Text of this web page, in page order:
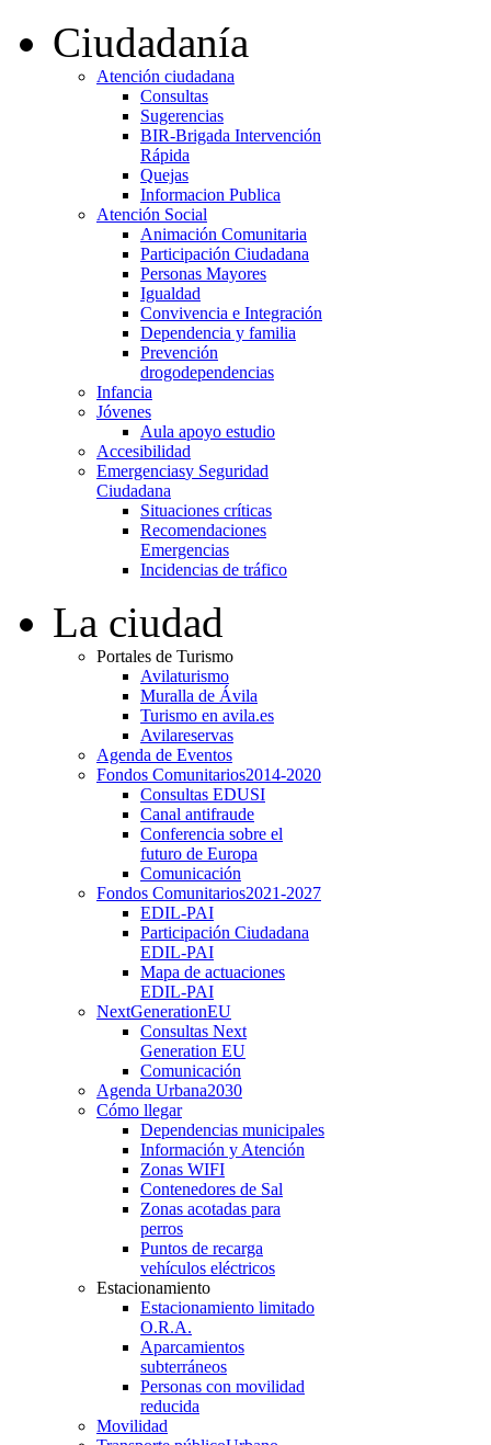
Ciudadanía
Atención ciudadana
Consultas
Sugerencias
BIR-Brigada Intervención
Rápida
Quejas
Informacion Publica
Atención Social
Animación Comunitaria
Participación Ciudadana
Personas Mayores
Igualdad
Convivencia e Integración
Dependencia y familia
Prevención
drogodependencias
Infancia
Jóvenes
Aula apoyo estudio
Accesibilidad
Emergenciasy Seguridad
Ciudadana
Situaciones críticas
Recomendaciones
Emergencias
Incidencias de tráfico
La ciudad
Portales de Turismo
Avilaturismo
Muralla de Ávila
Turismo en avila.es
Avilareservas
Agenda de Eventos
Fondos Comunitarios2014-2020
Consultas EDUSI
Canal antifraude
Conferencia sobre el
futuro de Europa
Comunicación
Fondos Comunitarios2021-2027
EDIL-PAI
Participación Ciudadana
EDIL-PAI
Mapa de actuaciones
EDIL-PAI
NextGenerationEU
Consultas Next
Generation EU
Comunicación
Agenda Urbana2030
Cómo llegar
Dependencias municipales
Información y Atención
Zonas WIFI
Contenedores de Sal
Zonas acotadas para
perros
Puntos de recarga
vehículos eléctricos
Estacionamiento
Estacionamiento limitado
O.R.A.
Aparcamientos
subterráneos
Personas con movilidad
reducida
Movilidad